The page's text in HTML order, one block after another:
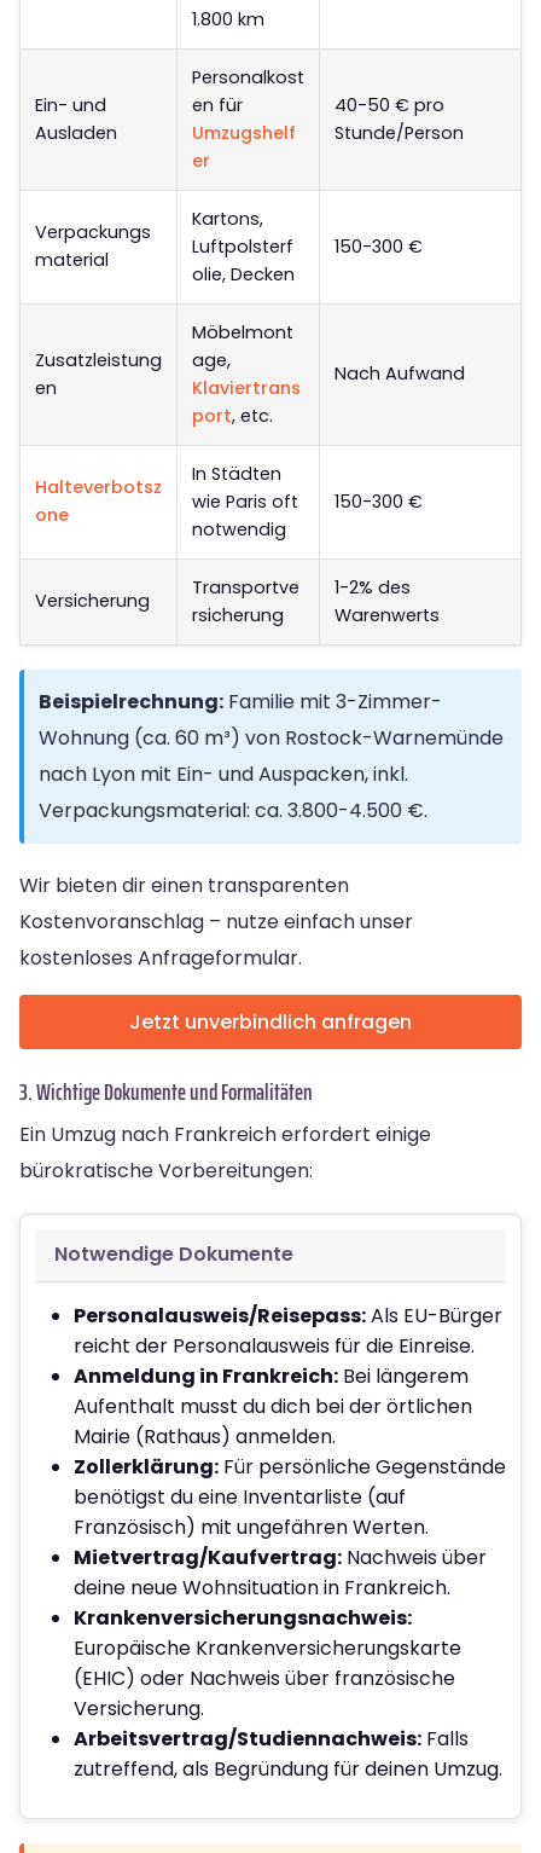
1.800 km
Ein- und
Ausladen
Personalkost
en für
Umzugshelf
er
40-50 € pro
Stunde/Person
Verpackungs
material
Kartons,
Luftpolsterf
olie, Decken
150-300 €
Zusatzleistung
en
Möbelmont
age,
Klaviertrans
port, etc.
Nach Aufwand
Halteverbotsz
one
In Städten
wie Paris oft
notwendig
150-300 €
Versicherung
Transportve
rsicherung
1-2% des
Warenwerts
Beispielrechnung: Familie mit 3-Zimmer-
Wohnung (ca. 60 m³) von Rostock-Warnemünde
nach Lyon mit Ein- und Auspacken, inkl.
Verpackungsmaterial: ca. 3.800-4.500 €.
Wir bieten dir einen transparenten
Kostenvoranschlag – nutze einfach unser
kostenloses Anfrageformular.
Jetzt unverbindlich anfragen
3. Wichtige Dokumente und Formalitäten
Ein Umzug nach Frankreich erfordert einige
bürokratische Vorbereitungen:
Notwendige Dokumente
Personalausweis/Reisepass:Als EU-Bürger
reicht der Personalausweis für die Einreise.
Anmeldung in Frankreich: Bei längerem
Aufenthalt musst du dich bei der örtlichen
Mairie (Rathaus) anmelden.
Zollerklärung: Für persönliche Gegenstände
benötigst du eine Inventarliste (auf
Französisch) mit ungefähren Werten.
Mietvertrag/Kaufvertrag: Nachweis über
deine neue Wohnsituation in Frankreich.
Krankenversicherungsnachweis:
Europäische Krankenversicherungskarte
(EHIC) oder Nachweis über französische
Versicherung.
Arbeitsvertrag/Studiennachweis: Falls
zutreffend, als Begründung für deinen Umzug.